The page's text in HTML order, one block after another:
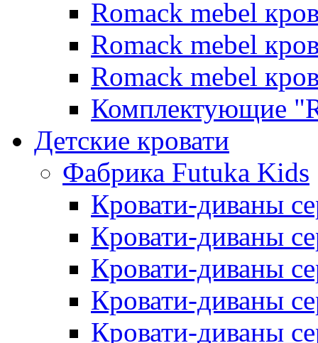
Romack mebel
Romack mebel
Romack mebel
Комплектующие
Детские кровати
Фабрика Futuka Kids
Кровати-диваны
Кровати-диваны
Кровати-диваны
Кровати-диваны
Кровати-диваны